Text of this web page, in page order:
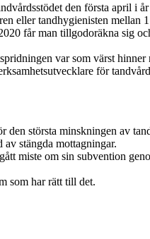
den första april i
eller tandhygienisten mellan
får man tillgodoräkna sig
var som värst
för
den största minskningen av
stängda mottagningar.
miste om sin subvention
som har rätt till det.